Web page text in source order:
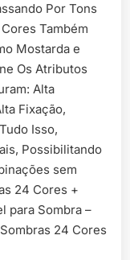
Por Tons
Também
Mostarda e
Os Atributos
Alta
Fixação,
Isso,
Possibilitando
sem
24 Cores +
para Sombra –
24 Cores